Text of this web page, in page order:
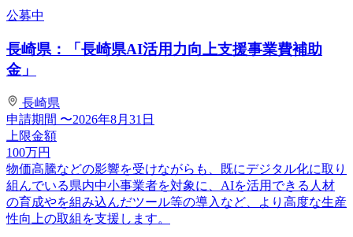
公募中
長崎県：「長崎県AI活用力向上支援事業費補助
金」
長崎県
申請期間 〜2026年8月31日
上限金額
100万円
物価高騰などの影響を受けながらも、既にデジタル化に取り
組んでいる県内中小事業者を対象に、AIを活用できる人材
の育成やを組み込んだツール等の導入など、より高度な生産
性向上の取組を支援します。